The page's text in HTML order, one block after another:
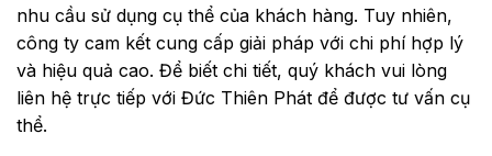
nhu cầu sử dụng cụ thể của khách hàng. Tuy nhiên,
công ty cam kết cung cấp giải pháp với chi phí hợp lý
và hiệu quả cao. Để biết chi tiết, quý khách vui lòng
liên hệ trực tiếp với Đức Thiên Phát để được tư vấn cụ
thể.